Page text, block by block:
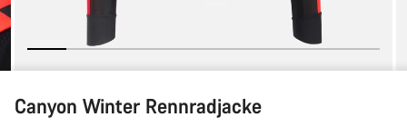
Canyon Winter Rennradjacke